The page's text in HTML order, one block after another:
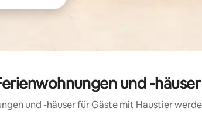
und -
und -häuser für Gäste mit Haustier